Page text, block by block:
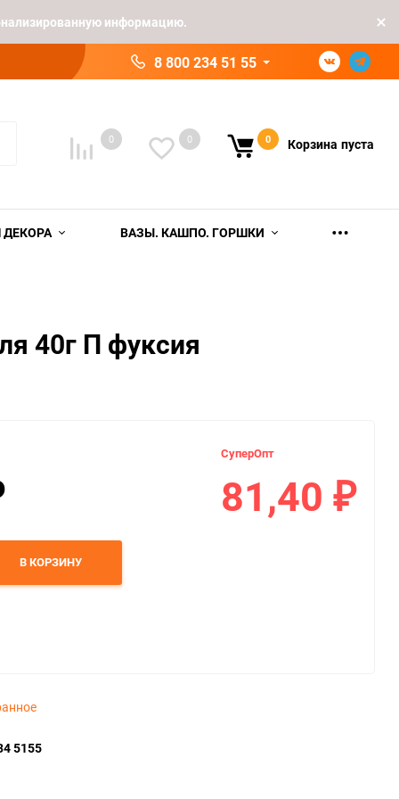
информацию.
8 800 234 51 55
0 0 0 Корзина пуста
ДЕКОРА ВАЗЫ. КАШПО. ГОРШКИ
40г П фуксия
СуперОпт
81,40 ₽
В КОРЗИНУ
5155